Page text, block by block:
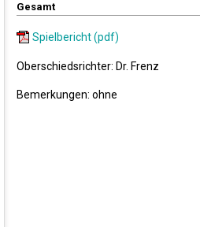
Gesamt
Spielbericht (pdf)
Oberschiedsrichter: Dr. Frenz
Bemerkungen: ohne